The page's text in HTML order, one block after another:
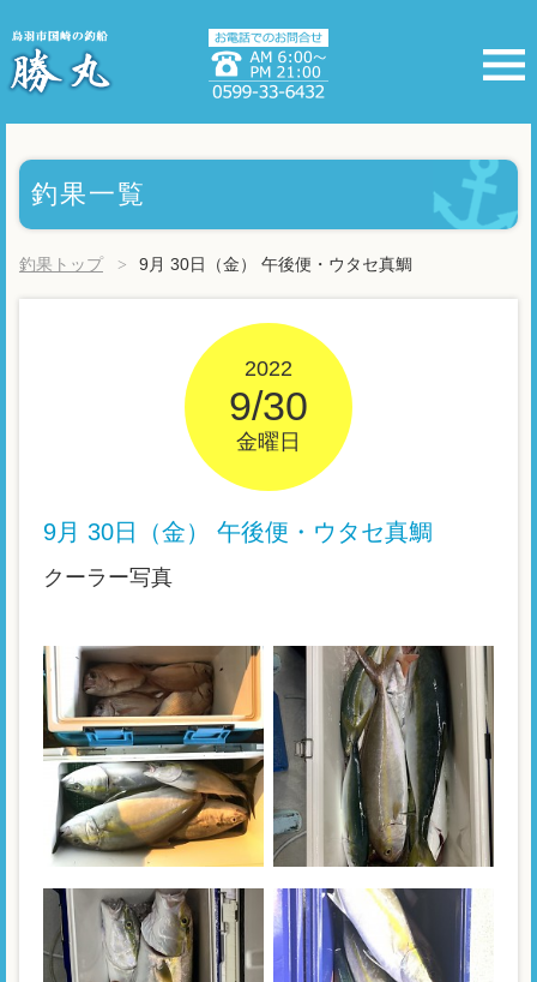
釣果一覧
釣果トップ 9月 30日（金） 午後便・ウタセ真鯛
2022
9/30
金曜日
9月 30日（金） 午後便・ウタセ真鯛
クーラー写真